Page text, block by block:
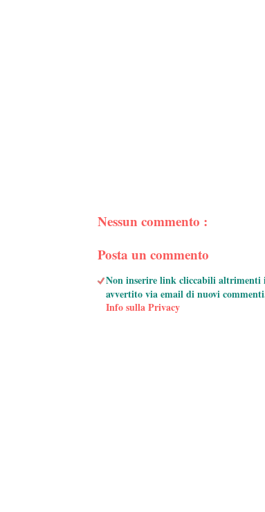
Nessun commento :
Posta un commento
Non inserire link cliccabili
avvertito via email di nuovi
Info sulla Privacy